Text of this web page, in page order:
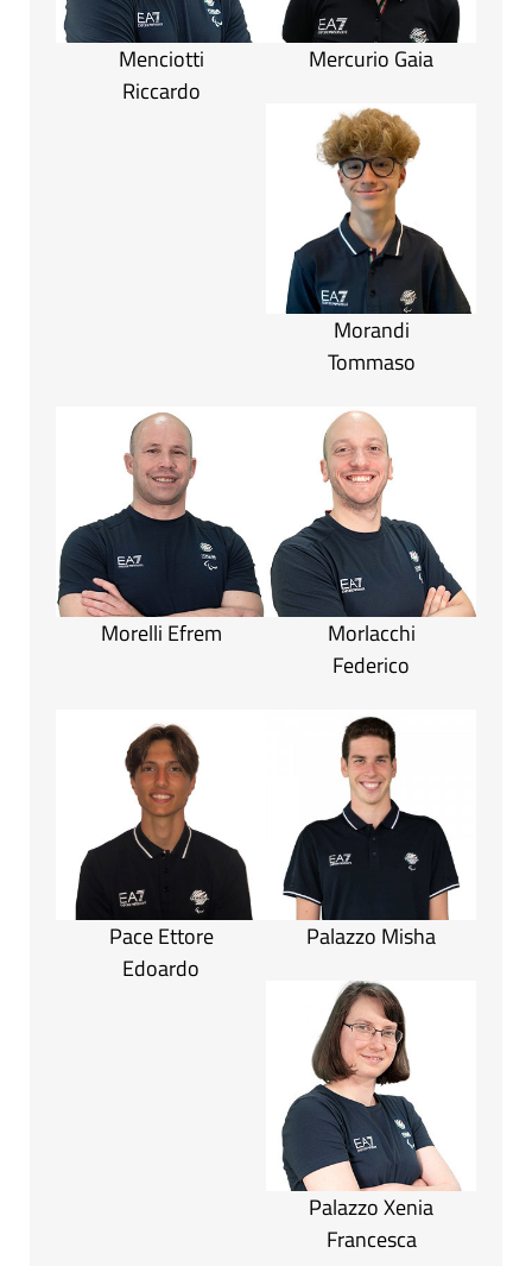
Menciotti
Riccardo
Mercurio Gaia
Morandi
Tommaso
Morelli Efrem
Morlacchi
Federico
Pace Ettore
Edoardo
Palazzo Misha
Palazzo Xenia
Francesca